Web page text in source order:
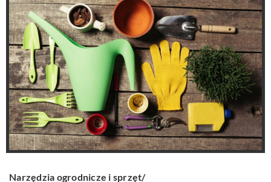
Narzędzia ogrodnicze i sprzęt/